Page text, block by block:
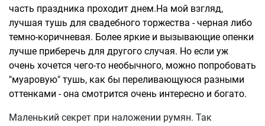
часть праздника проходит днем.На мой взгляд,
лучшая тушь для свадебного торжества - черная либо
темно-коричневая. Более яркие и вызывающие опенки
лучше приберечь для другого случая. Но если уж
очень хочется чего-то необычного, можно попробовать
"муаровую" тушь, как бы переливающуюся разными
оттенками - она смотрится очень интересно и богато.
Маленький секрет при наложении румян. Так